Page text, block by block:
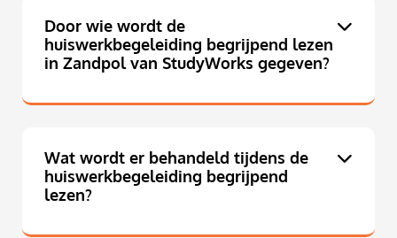
Door wie wordt de
huiswerkbegeleiding begrijpend lezen
in Zandpol van StudyWorks gegeven?
Wat wordt er behandeld tijdens de
huiswerkbegeleiding begrijpend
lezen?